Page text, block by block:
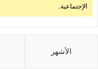
الإجتماعية.
الأشهر